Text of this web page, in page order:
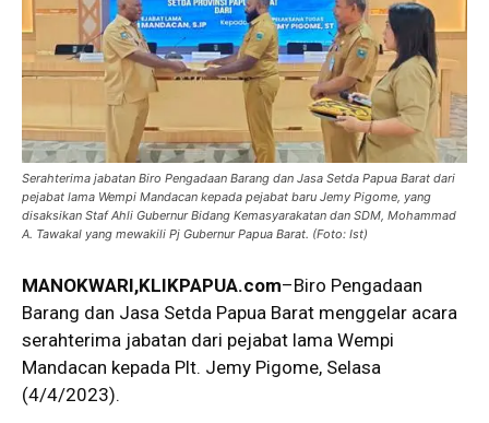
Serahterima jabatan Biro Pengadaan Barang dan Jasa Setda Papua Barat dari
pejabat lama Wempi Mandacan kepada pejabat baru Jemy Pigome, yang
disaksikan Staf Ahli Gubernur Bidang Kemasyarakatan dan SDM, Mohammad
A. Tawakal yang mewakili Pj Gubernur Papua Barat. (Foto: Ist)
MANOKWARI,KLIKPAPUA.com–Biro Pengadaan
Barang dan Jasa Setda Papua Barat menggelar acara
serahterima jabatan dari pejabat lama Wempi
Mandacan kepada Plt. Jemy Pigome, Selasa
(4/4/2023).